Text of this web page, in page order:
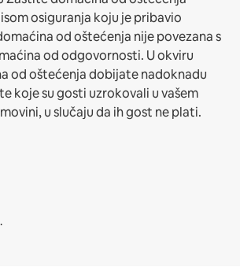
osiguranja koju je pribavio
od oštećenja nije povezana s
od odgovornosti. U okviru
od oštećenja dobijate nadoknadu
koje su gosti uzrokovali u vašem
u slučaju da ih gost ne plati.